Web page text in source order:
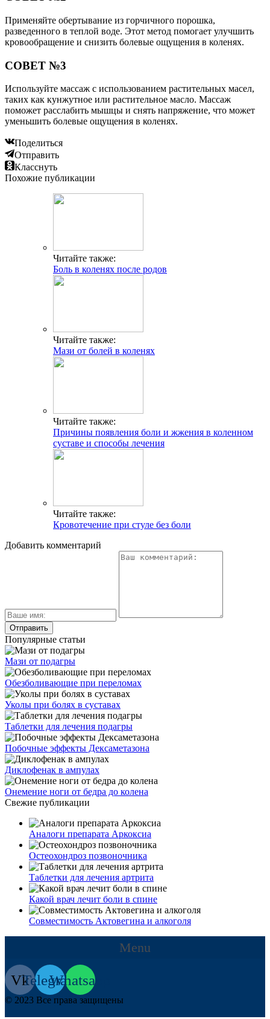
Применяйте обертывание из горчичного порошка,
разведенного в теплой воде. Этот метод помогает улучшить
кровообращение и снизить болевые ощущения в коленях.
СОВЕТ №3
Используйте массаж с использованием растительных масел,
таких как кунжутное или растительное масло. Массаж
поможет расслабить мышцы и снять напряжение, что может
уменьшить болевые ощущения в коленях.
Поделиться
Отправить
Класснуть
Похожие публикации
Читайте также:
Боль в коленях после родов
Читайте также:
Мази от болей в коленях
Читайте также:
Причины появления боли и жжения в коленном
суставе и способы лечения
Читайте также:
Кровотечение при стуле без боли
Добавить комментарий
Популярные статьи
Мази от подагры
Обезболивающие при переломах
Уколы при болях в суставах
Таблетки для лечения подагры
Побочные эффекты Дексаметазона
Диклофенак в ампулах
Онемение ноги от бедра до колена
Свежие публикации
Аналоги препарата Аркоксиа
Остеохондроз позвоночника
Таблетки для лечения артрита
Какой врач лечит боли в спине
Совместимость Актовегина и алкоголя
Menu
VkTelegram
Whatsapp
© 2023 Все права защищены